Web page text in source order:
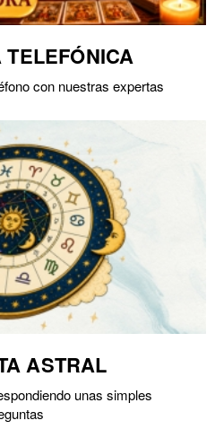
TELEFÓNICA
con nuestras expertas
ASTRAL
unas simples